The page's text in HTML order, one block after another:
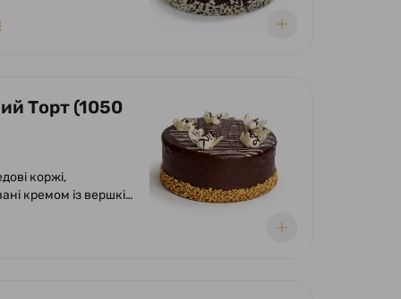
вишнею.
Торт (1050
коржі,
кремом із вершків
шоколадною